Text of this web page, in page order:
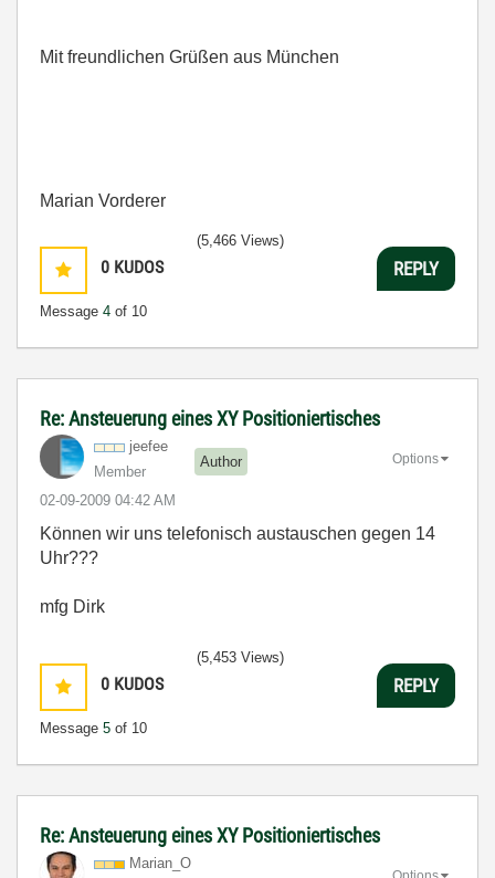
Mit freundlichen Grüßen aus München
Marian Vorderer
0 KUDOS
Message 4 of 10
(5,466 Views)
REPLY
Re: Ansteuerung eines XY Positioniertisches
jeefee
Member
Author
‎02-09-2009 04:42 AM
Options
Können wir uns telefonisch austauschen gegen 14
Uhr???
mfg Dirk
0 KUDOS
Message 5 of 10
(5,453 Views)
REPLY
Re: Ansteuerung eines XY Positioniertisches
Marian_O